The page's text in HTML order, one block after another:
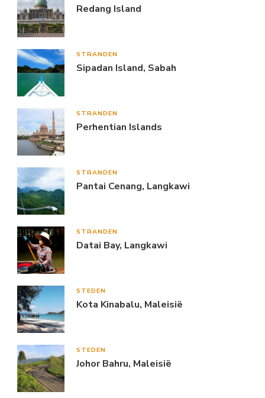
Redang Island
STRANDEN
Sipadan Island, Sabah
STRANDEN
Perhentian Islands
STRANDEN
Pantai Cenang, Langkawi
STRANDEN
Datai Bay, Langkawi
STEDEN
Kota Kinabalu, Maleisië
STEDEN
Johor Bahru, Maleisië